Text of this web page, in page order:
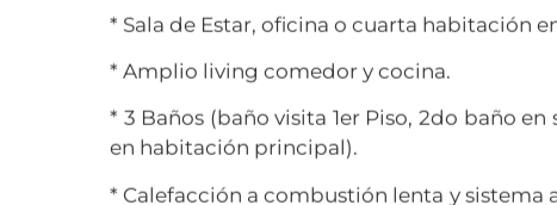
* Sala de Estar, oficina o cuarta habitación
* Amplio living comedor y cocina.
* 3 Baños (baño visita 1er Piso, 2do baño
en habitación principal).
* Calefacción a combustión lenta y